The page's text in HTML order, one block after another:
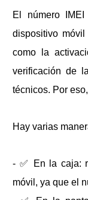
El número
dispositivo
como la
verificación de
técnicos. Por
Hay varias
- ✅ En la caja:
móvil, ya que el